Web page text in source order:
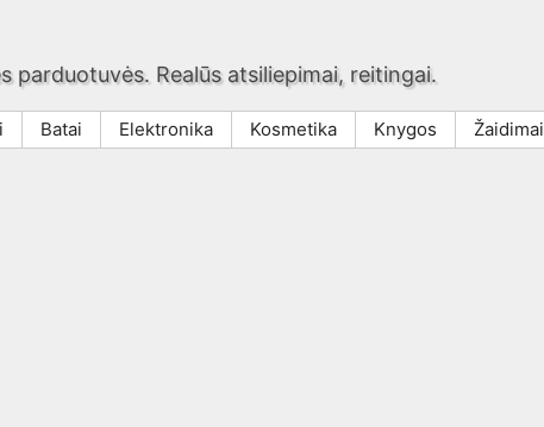
parduotuvės. Realūs atsiliepimai, reitingai.
Batai Elektronika Kosmetika Knygos Žaidimai